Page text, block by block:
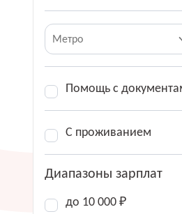
Метро
Помощь с
С проживанием
Диапазоны зарплат
до 10 000 ₽